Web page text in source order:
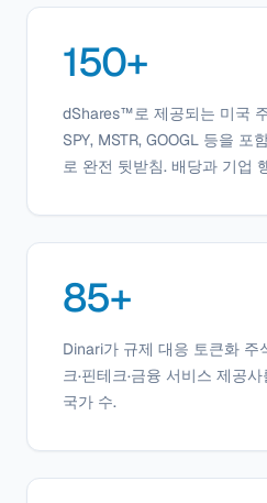
150+
dShares™로 제공되는 미국
SPY, MSTR, GOOGL 등을 포
로 완전 뒷받침. 배당과 기업
85+
Dinari가 규제 대응 토큰화 주
크·핀테크·금융 서비스 제공
국가 수.